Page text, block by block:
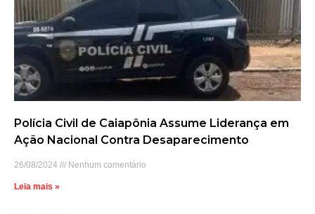
Polícia Civil de Caiapônia Assume Liderança em
Ação Nacional Contra Desaparecimento
26/08/2024 Nenhum comentário
Leia mais »